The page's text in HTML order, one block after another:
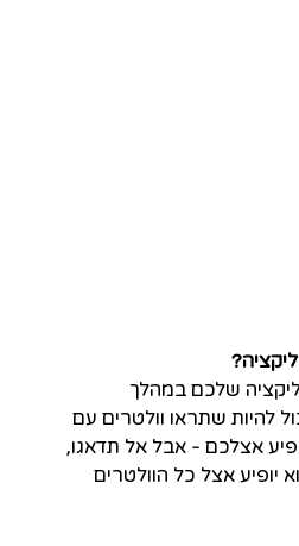
שלכם במהלך
להיות שתראו וולטרים עם
אצלכם - אבל אל תדאגו,
יופיע אצל כל הוולטרים